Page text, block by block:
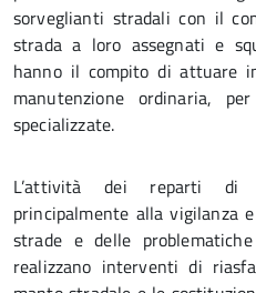
sorveglianti stradali con il
strada a loro assegnati e
hanno il compito di attuare
manutenzione ordinaria,
specializzate.
L’attività dei reparti di
principalmente alla vigilanza
strade e delle
realizzano interventi di